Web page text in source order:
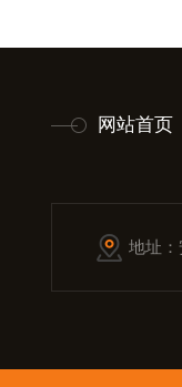
网站首页
地址